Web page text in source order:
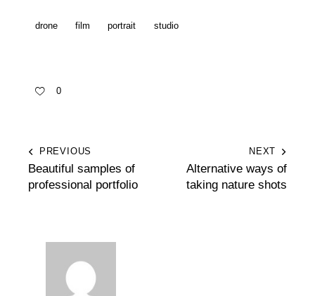
drone film portrait studio
0
PREVIOUS
Beautiful samples of
professional portfolio
NEXT
Alternative ways of
taking nature shots